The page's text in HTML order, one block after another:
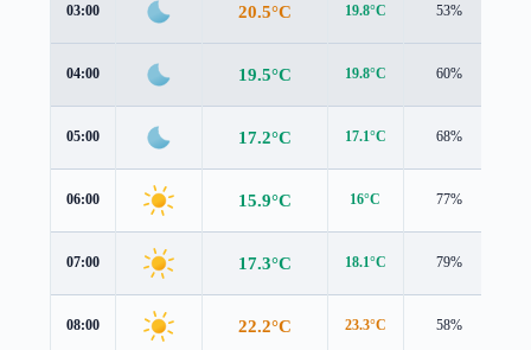
03:00 20.5°C 19.8°C 53%
04:00 19.5°C 19.8°C 60%
05:00 17.2°C 17.1°C 68%
06:00 15.9°C 16°C 77%
07:00 17.3°C 18.1°C 79%
08:00 22.2°C 23.3°C 58%